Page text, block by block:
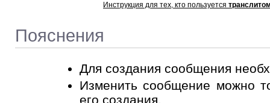
Инструкция для тех, кто пользуется
Пояснения
Для создания сообщения
Изменить сообщение можно
его создания.